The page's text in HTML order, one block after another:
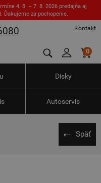
4. 8. – 7. 8. 2026 predajňa aj
Ďakujeme za pochopenie.
Kontakt
0
Disky
Autoservis
Späť